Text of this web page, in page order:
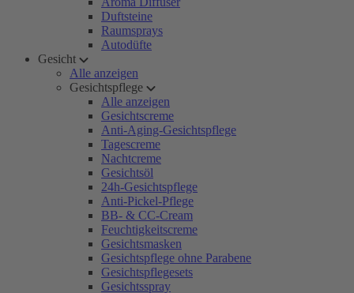
Duftsteine
Raumsprays
Autodüfte
Gesicht
Alle anzeigen
Gesichtspflege
Alle anzeigen
Gesichtscreme
Anti-Aging-Gesichtspflege
Tagescreme
Nachtcreme
Gesichtsöl
24h-Gesichtspflege
Anti-Pickel-Pflege
BB- & CC-Cream
Feuchtigkeitscreme
Gesichtsmasken
Gesichtspflege ohne Parabene
Gesichtspflegesets
Gesichtsspray